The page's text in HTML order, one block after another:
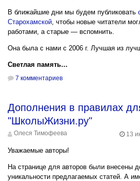
В ближайшие дни мы будем публиковать
Старохамской , чтобы новые читатели
работами, а старые — вспомнить.
Она была с нами с 2006 г. Лучшая из
Светлая память…
7 комментариев
Дополнения в правилах
"ШколыЖизни.ру"
Олеся Тимофеева 13
Уважаемые авторы!
На странице для авторов были внесены
уникальности предлагаемых статей. А